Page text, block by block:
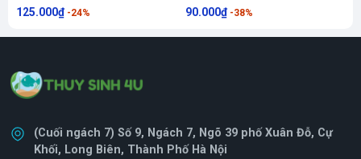
Cho Bể Cá Cảnh Luôn
Sạch Trong
125.000₫ -24% 90.000₫ -38%
(Cuối ngách 7) Số 9, Ngách 7, Ngõ 39 phố Xuân Đỗ, Cự
Khối, Long Biên, Thành Phố Hà Nội